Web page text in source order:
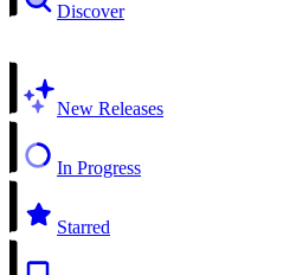
Discover
New Releases
In Progress
Starred